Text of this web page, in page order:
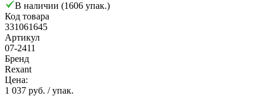
В наличии (1606 упак.)
Код товара
331061645
Артикул
07-2411
Бренд
Rexant
Цена:
1 037 руб. / упак.